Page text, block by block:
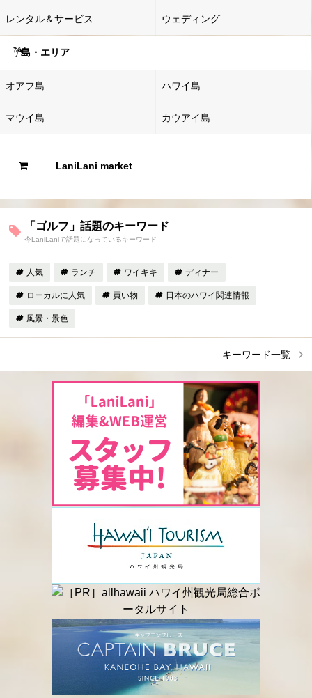
レンタル＆サービス ウェディング
島・エリア
オアフ島 ハワイ島
マウイ島 カウアイ島
LaniLani market
「ゴルフ」話題のキーワード
今LaniLaniで話題になっているキーワード
人気 ランチ ワイキキ ディナー
ローカルに人気 買い物 日本のハワイ関連情報
風景・景色
キーワード一覧